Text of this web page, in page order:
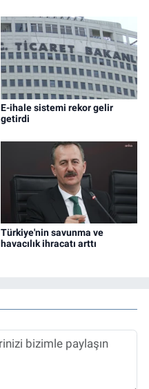
E-ihale sistemi rekor gelir
getirdi
Türkiye'nin savunma ve
havacılık ihracatı arttı